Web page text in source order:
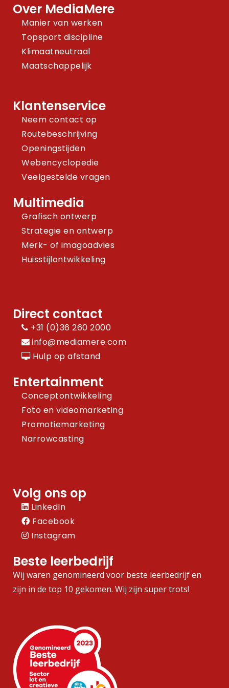
Over MediaMere
Manier van werken
Topsport discipline
Klimaatneutraal
Maatschappelijk
Klantenservice
Neem contact op
Routebeschrijving
Openingstijden
Webencyclopedie
Veelgestelde vragen
Multimedia
Grafisch ontwerp
Strategie en ontwerp
Merk- of imagoadvies
Huisstijlontwikkeling
Direct contact
+31 (0)36 260 2000
info@mediamere.com
Hulp op afstand
Entertainment
Conceptontwikkeling
Foto en videomarketing
Promotiemarketing
Narrowcasting
Volg ons op
LinkedIn
Facebook
Instagram
Beste leerbedrijf
Wij waren genomineerd voor beste leerbedrijf en
zijn in de top 10 gekomen. Wij zijn super trots!